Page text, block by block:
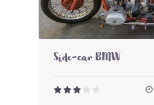
Side-car BMW